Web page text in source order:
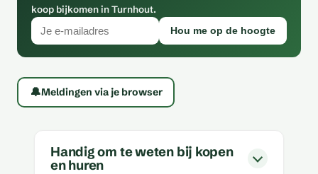
koop bijkomen in Turnhout.
Hou me op de hoogte
🔔Meldingen via je browser
Handig om te weten bij kopen
en huren